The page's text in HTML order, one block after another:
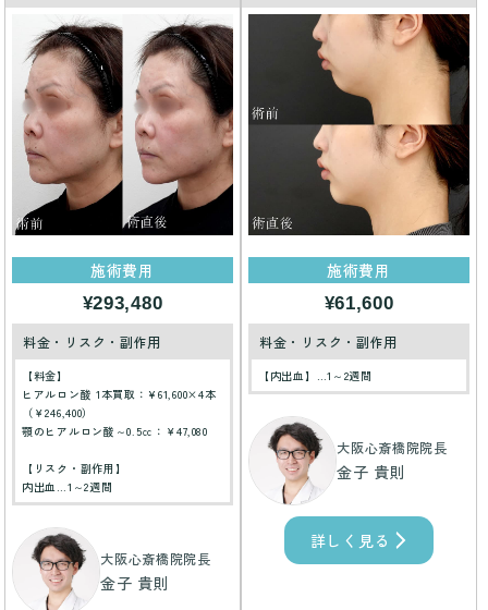
施術費用
¥293,480
料金・リスク・副作用
【料金】
ヒアルロン酸 1本買取：¥61,600×4本
（￥246,400）
顎のヒアルロン酸～0.5㏄：￥47,080
【リスク・副作用】
内出血…1～2週間
大阪心斎橋院院長
金子 貴則
施術費用
¥61,600
料金・リスク・副作用
【内出血】…1～2週間
大阪心斎橋院院長
金子 貴則
詳しく見る